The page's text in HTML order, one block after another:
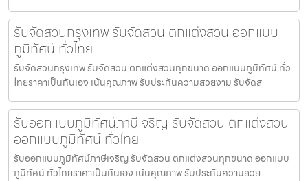
รับจัดสวนกรุงเทพ รับจัดสวน ตกแต่งสวน ออกแบบ
ภูมิทัศน์ ทั่วไทย
รับจัดสวนกรุงเทพ รับจัดสวน ตกแต่งสวนทุกขนาด ออกแบบภูมิทัศน์ ทั่ว
ไทยราคาเป็นกันเอง เน้นคุณภาพ รับประกันความสวยงาม รับจัดส
รับออกแบบภูมิทัศน์ภาษีเจริญ รับจัดสวน ตกแต่งสวน
ออกแบบภูมิทัศน์ ทั่วไทย
รับออกแบบภูมิทัศน์ภาษีเจริญ รับจัดสวน ตกแต่งสวนทุกขนาด ออกแบบ
ภูมิทัศน์ ทั่วไทยราคาเป็นกันเอง เน้นคุณภาพ รับประกันความสวย